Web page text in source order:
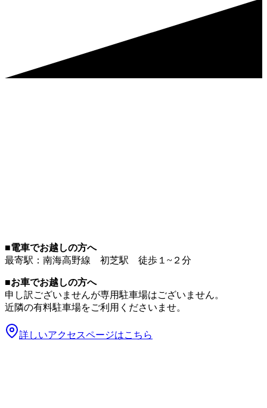
■電車でお越しの方へ
最寄駅：南海高野線 初芝駅 徒歩１~２分
■お車でお越しの方へ
申し訳ございませんが専用駐車場はございません。
近隣の有料駐車場をご利用くださいませ。
詳しいアクセスページはこちら